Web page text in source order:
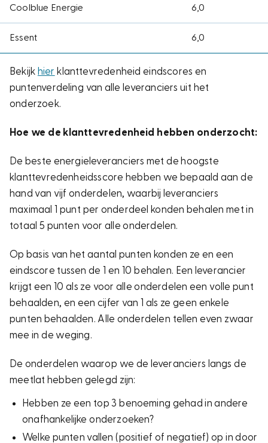
Coolblue Energie 6,0
Essent 6,0
Bekijk hier klanttevredenheid eindscores en
puntenverdeling van alle leveranciers uit het
onderzoek.
Hoe we de klanttevredenheid hebben onderzocht:
De beste energieleveranciers met de hoogste
klanttevredenheidsscore hebben we bepaald aan de
hand van vijf onderdelen, waarbij leveranciers
maximaal 1 punt per onderdeel konden behalen met in
totaal 5 punten voor alle onderdelen.
Op basis van het aantal punten konden ze en een
eindscore tussen de 1 en 10 behalen. Een leverancier
krijgt een 10 als ze voor alle onderdelen een volle punt
behaalden, en een cijfer van 1 als ze geen enkele
punten behaalden. Alle onderdelen tellen even zwaar
mee in de weging.
De onderdelen waarop we de leveranciers langs de
meetlat hebben gelegd zijn:
Hebben ze een top 3 benoeming gehad in andere
onafhankelijke onderzoeken?
Welke punten vallen (positief of negatief) op in door